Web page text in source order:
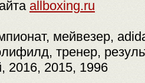
allboxing.ru
мейвезер,
тренер,
2016, 2015, 1996